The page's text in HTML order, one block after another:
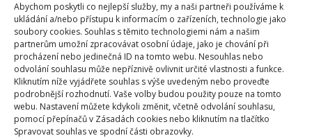
Abychom poskytli co nejlepší služby, my a naši partneři používáme k
ukládání a/nebo přístupu k informacím o zařízeních, technologie jako
soubory cookies. Souhlas s těmito technologiemi nám a našim
partnerům umožní zpracovávat osobní údaje, jako je chování při
procházení nebo jedinečná ID na tomto webu. Nesouhlas nebo
odvolání souhlasu může nepříznivě ovlivnit určité vlastnosti a funkce.
Kliknutím níže vyjádřete souhlas s výše uvedeným nebo proveďte
podrobnější rozhodnutí. Vaše volby budou použity pouze na tomto
webu. Nastavení můžete kdykoli změnit, včetně odvolání souhlasu,
pomocí přepínačů v Zásadách cookies nebo kliknutím na tlačítko
Spravovat souhlas ve spodní části obrazovky.
PIONÝR SOCIALISMUS TÁBOR
Přidejte svůj názor
KOMENTOVAT